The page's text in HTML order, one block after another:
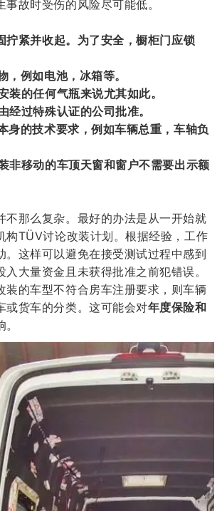
故时受伤的风险尽可能低。
拧紧并收起。为了安全，橱柜门应锁
，例如电池，冰箱等。
装的任何气瓶来说尤其如此。
经过特殊认证的公司批准。
身的技术要求，例如车辆总重，车轴负
非移动的车顶天窗和窗户不需要出示额
不那么复杂。最好的办法是从一开始就
构TÜV讨论改装计划。根据经验，工作
。这样可以避免在接受测试过程中感到
入大量资金且未获得批准之前犯错误。
装的车型不符合房车注册要求，则车辆
或货车的分类。这可能会对年度保险和